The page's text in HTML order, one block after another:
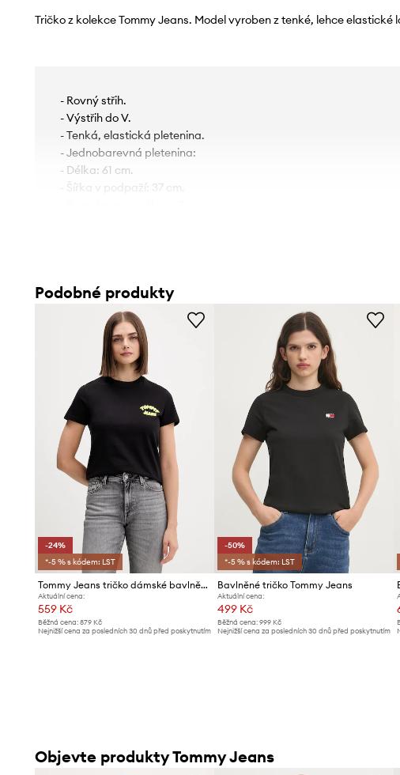
Tričko z kolekce Tommy Jeans. Model vyroben z tenké, lehce elastické
- Rovný střih.
- Výstřih do V.
- Tenká, elastická pletenina.
- Jednobarevná pletenina:
- Délka: 61 cm.
- Šířka v podpaží: 37 cm.
Podobné produkty
-24%
*-5 % s kódem: LST
Tommy Jeans tričko dámské bavlněné
Aktuální cena:
559 Kč
Běžná cena: 879 Kč
Nejnižší cena za posledních 30 dnů před poskytnutím
-50%
*-5 % s kódem: LST
Bavlněné tričko Tommy Jeans
Aktuální cena:
499 Kč
Běžná cena:999 Kč
Nejnižší cena za posledních 30 dnů před poskytnutím
Objevte produkty Tommy Jeans